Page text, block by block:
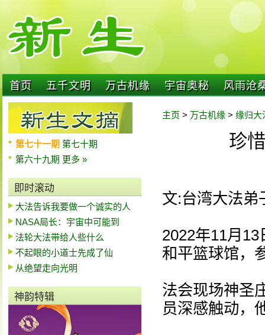
首页 五千文明 万古机缘 宇宙奥秘 风雨沧
第七十一期 第七十期
第六十九期 更多 »
即时滚动
大法告诉我要做一个诚实的人
NASA局长：宇宙中可能到
法轮大法带给人些什么
不起眼的小道士先成了仙
从绝望走向光明
神韵特辑
主页 > 万古机缘 > 缘归大
珍
文:台湾大法弟
2022年11月
和平篮球馆，
法会现场神圣
员深感触动，